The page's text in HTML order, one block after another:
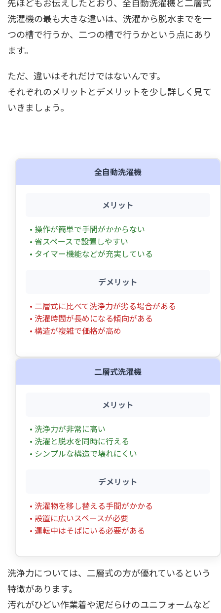
洗濯機の最も大きな違いは、洗濯から脱水までを一
つの槽で行うか、二つの槽で行うかという点にあり
ます。
ただ、違いはそれだけではないんです。
それぞれのメリットとデメリットを少し詳しく見て
いきましょう。
全自動洗濯機
メリット
• 操作が簡単で手間がかからない
• 省スペースで設置しやすい
• タイマー機能などが充実している
デメリット
• 二層式に比べて洗浄力が劣る場合がある
• 洗濯時間が長めになる傾向がある
• 構造が複雑で価格が高め
二層式洗濯機
メリット
• 洗浄力が非常に高い
• 洗濯と脱水を同時に行える
• シンプルな構造で壊れにくい
デメリット
• 洗濯物を移し替える手間がかかる
• 設置に広いスペースが必要
• 運転中はそばにいる必要がある
洗浄力については、二層式の方が優れているという
特徴があります。
汚れがひどい作業着や泥だらけのユニフォームなど